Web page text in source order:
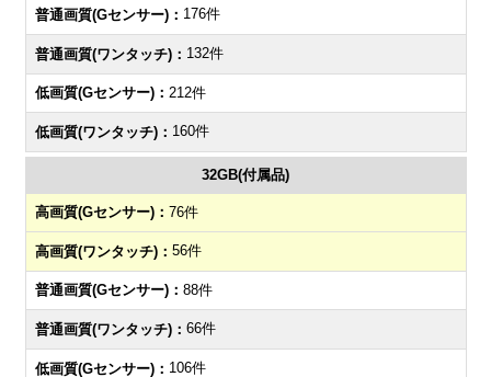
176件
132件
212件
160件
32GB(付属品)
76件
56件
88件
66件
106件